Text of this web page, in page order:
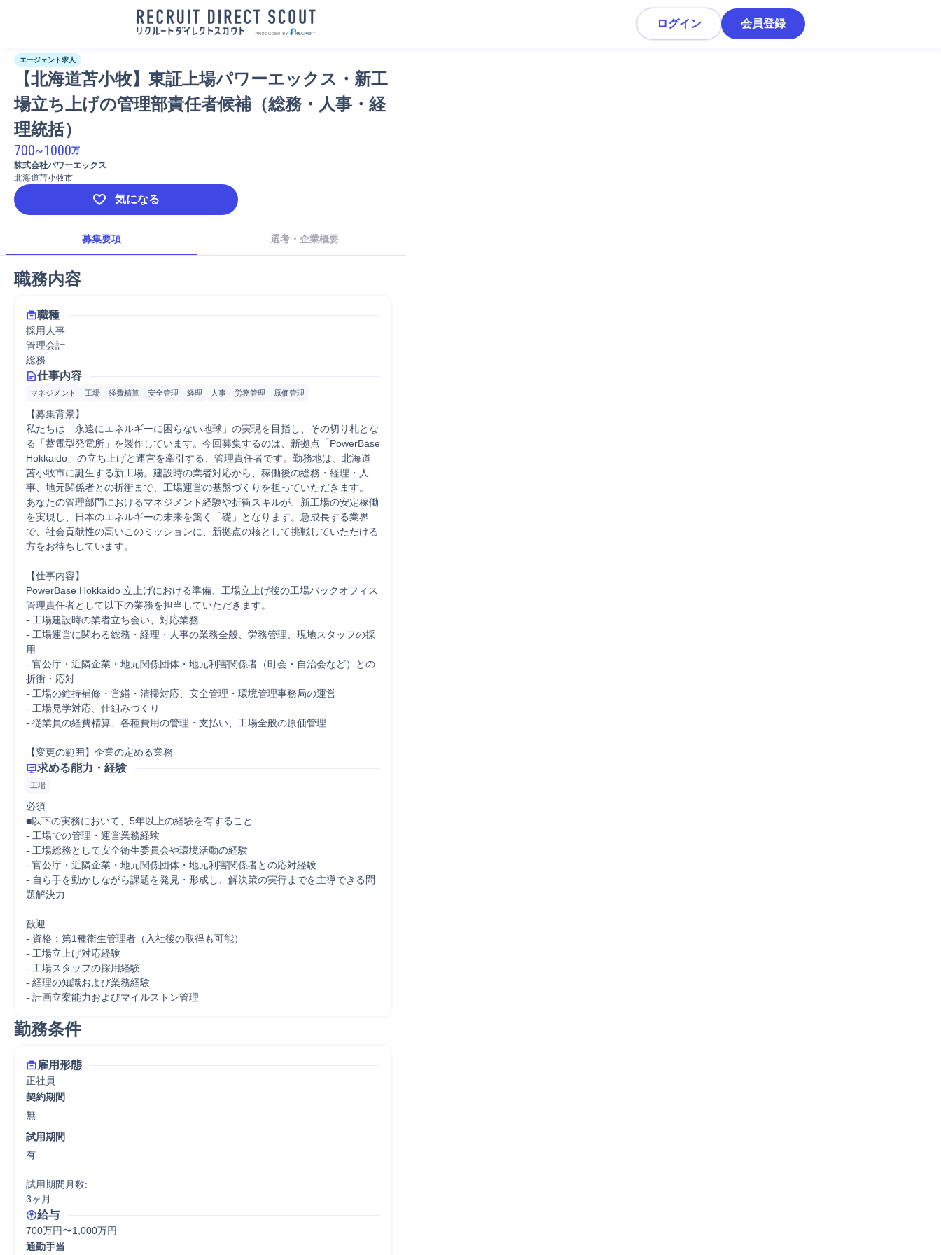
ログイン 会員登録
エージェント求人
【北海道苫小牧】東証上場パワーエックス・新工
場立ち上げの管理部責任者候補（総務・人事・経
理統括）
700~1000万
株式会社パワーエックス
北海道苫小牧市
気になる
募集要項 選考・企業概要
職務内容
職種
採用人事
管理会計
総務
仕事内容
マネジメント 工場 経費精算 安全管理 経理 人事 労務管理 原価管理
【募集背景】
私たちは「永遠にエネルギーに困らない地球」の実現を目指し、その切り札とな
る「蓄電型発電所」を製作しています。今回募集するのは、新拠点「PowerBase
Hokkaido」の立ち上げと運営を牽引する、管理責任者です。勤務地は、北海道
苫小牧市に誕生する新工場。建設時の業者対応から、稼働後の総務・経理・人
事、地元関係者との折衝まで、工場運営の基盤づくりを担っていただきます。
あなたの管理部門におけるマネジメント経験や折衝スキルが、新工場の安定稼働
を実現し、日本のエネルギーの未来を築く「礎」となります。急成長する業界
で、社会貢献性の高いこのミッションに、新拠点の核として挑戦していただける
方をお待ちしています。
【仕事内容】
PowerBase Hokkaido 立上げにおける準備、工場立上げ後の工場バックオフィス
管理責任者として以下の業務を担当していただきます。
‐ 工場建設時の業者立ち会い、対応業務
‐ 工場運営に関わる総務・経理・人事の業務全般、労務管理、現地スタッフの採
用
‐ 官公庁・近隣企業・地元関係団体・地元利害関係者（町会・自治会など）との
折衝・応対
‐ 工場の維持補修・営繕・清掃対応、安全管理・環境管理事務局の運営
‐ 工場見学対応、仕組みづくり
‐ 従業員の経費精算、各種費用の管理・支払い、工場全般の原価管理
【変更の範囲】企業の定める業務
求める能力・経験
工場
必須
■以下の実務において、5年以上の経験を有すること
- 工場での管理・運営業務経験
‐ 工場総務として安全衛生委員会や環境活動の経験
‐ 官公庁・近隣企業・地元関係団体・地元利害関係者との応対経験
‐ 自ら手を動かしながら課題を発見・形成し、解決策の実行までを主導できる問
題解決力
歓迎
- 資格：第1種衛生管理者（入社後の取得も可能）
- 工場立上げ対応経験
‐ 工場スタッフの採用経験
‐ 経理の知識および業務経験
‐ 計画立案能力およびマイルストン管理
勤務条件
雇用形態
正社員
契約期間
無
試用期間
有
試用期間月数:
3ヶ月
給与
700万円〜1,000万円
通勤手当